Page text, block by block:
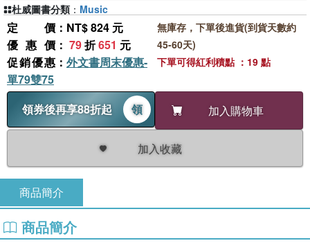
定價 ：NT$ 824 元
優惠價 ： 79折651 元
促銷優惠 ： 外文書周末優惠-
單79雙75
領券後再享88折起
領 加入購物車
加入收藏
無庫存，下單後進貨(到貨天數約
45-60天)
下單可得紅利積點 ：19 點
杜威圖書分類 ： Music
商品簡介
商品簡介